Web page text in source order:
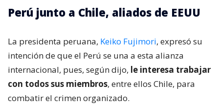
Perú junto a Chile, aliados de EEUU
La presidenta peruana, Keiko Fujimori, expresó su
intención de que el Perú se una a esta alianza
internacional, pues, según dijo, le interesa trabajar
con todos sus miembros, entre ellos Chile, para
combatir el crimen organizado.